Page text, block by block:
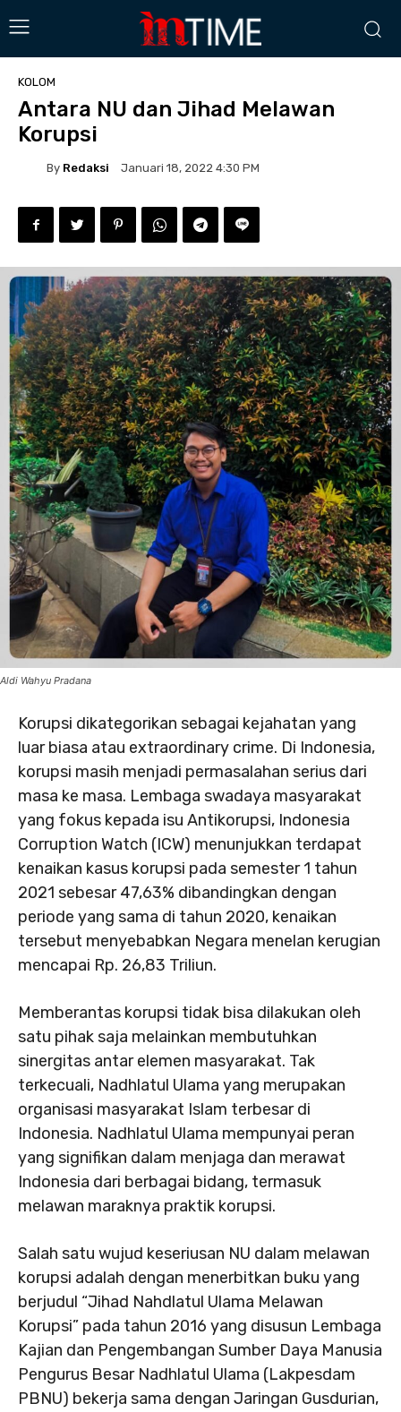
KOLOM
Antara NU dan Jihad Melawan
Korupsi
By Redaksi Januari 18, 2022 4:30 PM
Aldi Wahyu Pradana
Korupsi dikategorikan sebagai kejahatan yang
luar biasa atau extraordinary crime. Di Indonesia,
korupsi masih menjadi permasalahan serius dari
masa ke masa. Lembaga swadaya masyarakat
yang fokus kepada isu Antikorupsi, Indonesia
Corruption Watch (ICW) menunjukkan terdapat
kenaikan kasus korupsi pada semester 1 tahun
2021 sebesar 47,63% dibandingkan dengan
periode yang sama di tahun 2020, kenaikan
tersebut menyebabkan Negara menelan kerugian
mencapai Rp. 26,83 Triliun.
Memberantas korupsi tidak bisa dilakukan oleh
satu pihak saja melainkan membutuhkan
sinergitas antar elemen masyarakat. Tak
terkecuali, Nadhlatul Ulama yang merupakan
organisasi masyarakat Islam terbesar di
Indonesia. Nadhlatul Ulama mempunyai peran
yang signifikan dalam menjaga dan merawat
Indonesia dari berbagai bidang, termasuk
melawan maraknya praktik korupsi.
Salah satu wujud keseriusan NU dalam melawan
korupsi adalah dengan menerbitkan buku yang
berjudul “Jihad Nahdlatul Ulama Melawan
Korupsi” pada tahun 2016 yang disusun Lembaga
Kajian dan Pengembangan Sumber Daya Manusia
Pengurus Besar Nadhlatul Ulama (Lakpesdam
PBNU) bekerja sama dengan Jaringan Gusdurian,